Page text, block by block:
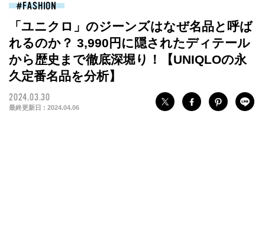
FASHION
「ユニクロ」のジーンズはなぜ名品と呼ば
れるのか？ 3,990円に隠されたディテール
から歴史まで徹底深堀り！【UNIQLOの永
久定番名品を分析】
2024.03.30
最終更新日 : 2024.04.06